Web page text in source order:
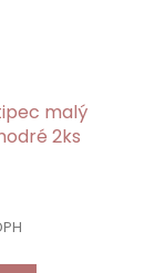
malý
2ks